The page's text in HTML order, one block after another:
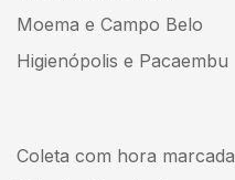
Moema e Campo Belo
Higienópolis e Pacaembu
Coleta com hora marcada